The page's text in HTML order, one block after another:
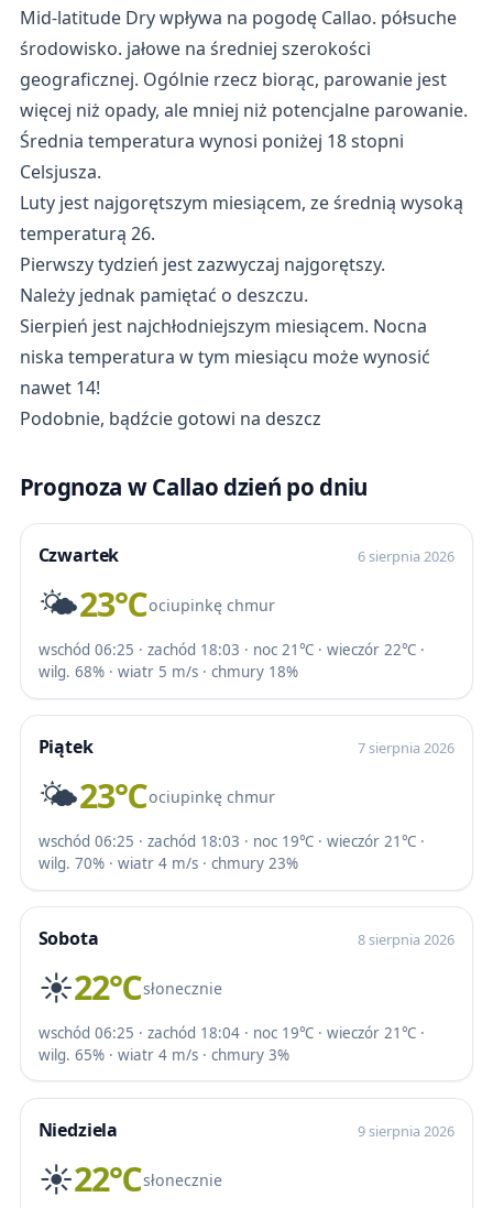
Mid-latitude Dry wpływa na pogodę Callao. półsuche
środowisko. jałowe na średniej szerokości
geograficznej. Ogólnie rzecz biorąc, parowanie jest
więcej niż opady, ale mniej niż potencjalne parowanie.
Średnia temperatura wynosi poniżej 18 stopni
Celsjusza.
Luty jest najgorętszym miesiącem, ze średnią wysoką
temperaturą 26.
Pierwszy tydzień jest zazwyczaj najgorętszy.
Należy jednak pamiętać o deszczu.
Sierpień jest najchłodniejszym miesiącem. Nocna
niska temperatura w tym miesiącu może wynosić
nawet 14!
Podobnie, bądźcie gotowi na deszcz
Prognoza w Callao dzień po dniu
Czwartek 6 sierpnia 2026
🌤️23℃ociupinkę chmur
wschód 06:25 · zachód 18:03 · noc 21℃ · wieczór 22℃ ·
wilg. 68% · wiatr 5 m/s · chmury 18%
Piątek 7 sierpnia 2026
🌤️23℃ociupinkę chmur
wschód 06:25 · zachód 18:03 · noc 19℃ · wieczór 21℃ ·
wilg. 70% · wiatr 4 m/s · chmury 23%
Sobota 8 sierpnia 2026
☀️22℃słonecznie
wschód 06:25 · zachód 18:04 · noc 19℃ · wieczór 21℃ ·
wilg. 65% · wiatr 4 m/s · chmury 3%
Niedziela 9 sierpnia 2026
☀️22℃słonecznie